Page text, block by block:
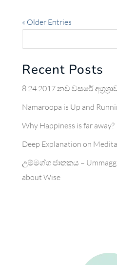
« Older Entries
Recent Posts
8.24.2017 නව වසරේ
Namaroopa is Up and
Why Happiness is far away?
Deep Explanation on
උම්මග්ග ජාතකය –
about Wise